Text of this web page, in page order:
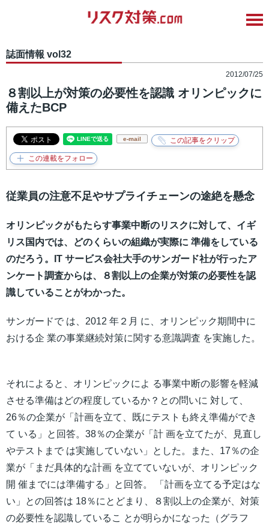
誌面情報 vol32
2012/07/25
８割以上が対策の必要性を認識 オリンピックに
備えたBCP
e-mail
従業員の注意不足やサプライチェーンの途絶を懸念
オリンピックがもたらす事業中断のリスクに対して、イギ
リス国内では、どのくらいの組織が実際に 準備をしている
のだろう。IT サービス会社大手のサンガード社が行ったア
ンケート調査からは、８割以上の企業が対策の必要性を認
識していることがわかった。
サンガードで は、2012 年２月 に、オリンピック期間中に
おける企 業の事業継続対策に関する意識調査 を実施した。
それによると、オリンピックによ る事業中断の影響を軽減
させる準備はどの程度しているか？との問いに 対して、
26％の企業が「計画を立て、既にテストも終え準備ができ
て いる」と回答。38％の企業が「計 画を立てたが、見直し
やテストまで は実施していない」とした。また、17％の企
業が「まだ具体的な計画 を立てていないが、オリンピック
開 催までには準備する」と回答。 「計画を立てる予定はな
い」との回答は 18％にとどまり、８割以上の企業が、対策
の必要性を認識しているこ とが明らかになった（グラフ